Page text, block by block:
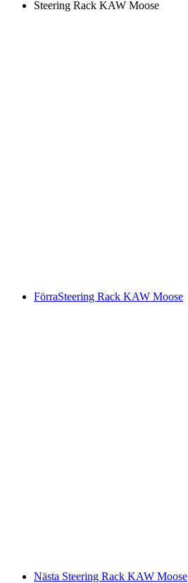
Steering Rack KAW Moose
FörraSteering Rack KAW Moose
Nästa Steering Rack KAW Moose